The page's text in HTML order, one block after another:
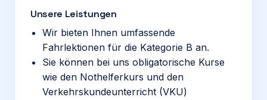
Unsere Leistungen
Wir bieten Ihnen umfassende
Fahrlektionen für die Kategorie B an.
Sie können bei uns obligatorische Kurse
wie den Nothelferkurs und den
Verkehrskundeunterricht (VKU)